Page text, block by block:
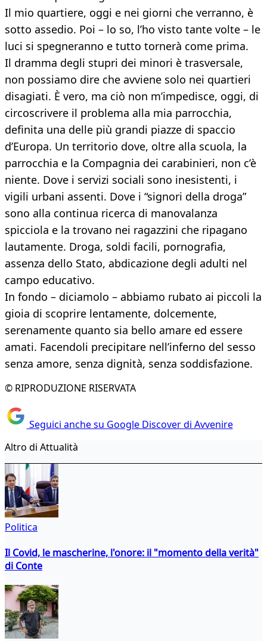
Il mio quartiere, oggi e nei giorni che verranno, è
sotto assedio. Poi – lo so, l’ho visto tante volte – le
luci si spegneranno e tutto tornerà come prima.
Il dramma degli stupri dei minori è trasversale,
non possiamo dire che avviene solo nei quartieri
disagiati. È vero, ma ciò non m’impedisce, oggi, di
circoscrivere il problema alla mia parrocchia,
definita una delle più grandi piazze di spaccio
d’Europa. Un territorio dove, oltre alla scuola, la
parrocchia e la Compagnia dei carabinieri, non c’è
niente. Dove i servizi sociali sono inesistenti, i
vigili urbani assenti. Dove i “signori della droga”
sono alla continua ricerca di manovalanza
spicciola e la trovano nei ragazzini che ripagano
lautamente. Droga, soldi facili, pornografia,
assenza dello Stato, abdicazione degli adulti nel
campo educativo.
In fondo – diciamolo – abbiamo rubato ai piccoli la
gioia di scoprire lentamente, dolcemente,
serenamente quanto sia bello amare ed essere
amati. Facendoli precipitare nell’inferno del sesso
senza amore, senza dignità, senza soddisfazione.
© RIPRODUZIONE RISERVATA
Seguici anche su Google Discover di Avvenire
Altro di Attualità
Politica
Il Covid, le mascherine, l'onore: il "momento della verità"
di Conte